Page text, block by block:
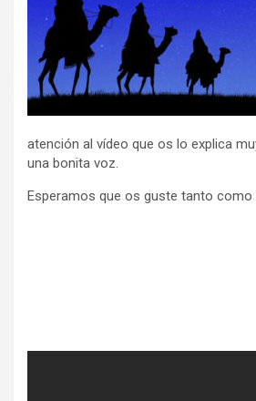
atención al vídeo que os lo explica
una bonita voz.
Esperamos que os guste tanto como